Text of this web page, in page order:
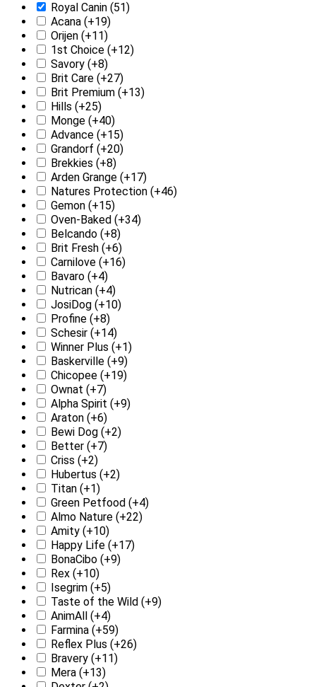
Royal Canin (51)
Acana (+19)
Orijen (+11)
1st Choice (+12)
Savory (+8)
Brit Care (+27)
Brit Premium (+13)
Hills (+25)
Monge (+40)
Advance (+15)
Grandorf (+20)
Brekkies (+8)
Arden Grange (+17)
Natures Protection (+46)
Gemon (+15)
Oven-Baked (+34)
Belcando (+8)
Brit Fresh (+6)
Carnilove (+16)
Bavaro (+4)
Nutrican (+4)
JosiDog (+10)
Profine (+8)
Schesir (+14)
Winner Plus (+1)
Baskerville (+9)
Chicopee (+19)
Ownat (+7)
Alpha Spirit (+9)
Araton (+6)
Bewi Dog (+2)
Better (+7)
Criss (+2)
Hubertus (+2)
Titan (+1)
Green Petfood (+4)
Almo Nature (+22)
Amity (+10)
Happy Life (+17)
BonaCibo (+9)
Rex (+10)
Isegrim (+5)
Taste of the Wild (+9)
AnimAll (+4)
Farmina (+59)
Reflex Plus (+26)
Bravery (+11)
Mera (+13)